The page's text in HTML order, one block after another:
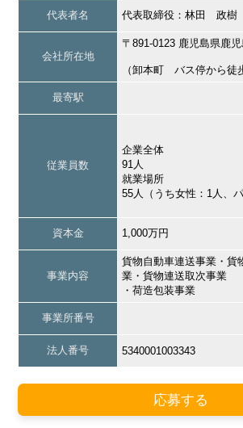
代表者名 代表取締役：林田 政樹
会社所在地
〒891-0123 鹿児島県鹿
（卸本町 バス停から徒
最寄駅
従業員数
企業全体
91人
就業場所
55人（うち女性：1人、
資本金 1,000万円
事業内容
貨物自動車連送事業・貨
業・貨物連送取次事業
・荷造包装事業
事業所番号
法人番号 5340001003343
応募する